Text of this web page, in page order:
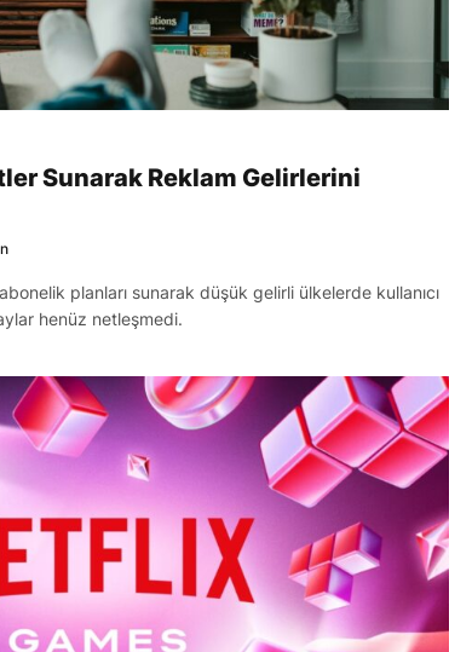
Sunarak Reklam Gelirlerini
planları sunarak düşük gelirli ülkelerde kullanıcı
henüz netleşmedi.